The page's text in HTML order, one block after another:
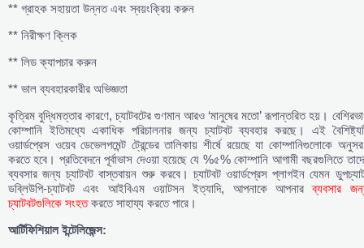
** গ্রাহক সহায়তা উন্নত এবং স্বয়ংক্রিয় করুন
** নিরীক্ষণ ক্লিক
** লিড ক্যাপচার করুন
** ভাল ব্যবহারকারীর অভিজ্ঞতা
কৃত্রিম বুদ্ধিমত্তার কারণে, চ্যাটবটের গুণমান আরও ‘মানুষের মতো’ রূপান্তরিত হয়।
কোম্পানি ইতিমধ্যে একাধিক পরিচালনার জন্য চ্যাটবট ব্যবহার করছে। এই
ওয়ার্ডপ্রেস ওয়েব ডেভেলপমেন্ট ট্রেন্ডের তালিকায় শীর্ষে রয়েছে যা কোম্পানিগুলোকে
করতে হবে। প্রতিবেদনে পূর্বাভাস দেওয়া হয়েছে যে %৫% কোম্পানি আগামী বছরগুলিতে
ব্যবসার জন্য চ্যাটবট বাস্তবায়ন শুরু করবে। চ্যাটবট ওয়ার্ডপ্রেস প্লাগইন যেমন
ডব্লিউপি-চ্যাটবট এবং আইবিএম ওয়াটসন ইত্যাদি, আপনাকে আপনারব্যবসার
চ্যাটবটগুলিকে সংহতকরতে সাহায্য করতে পারে।
আর্টিফিশিয়ালইন্টেলিজেন্স: